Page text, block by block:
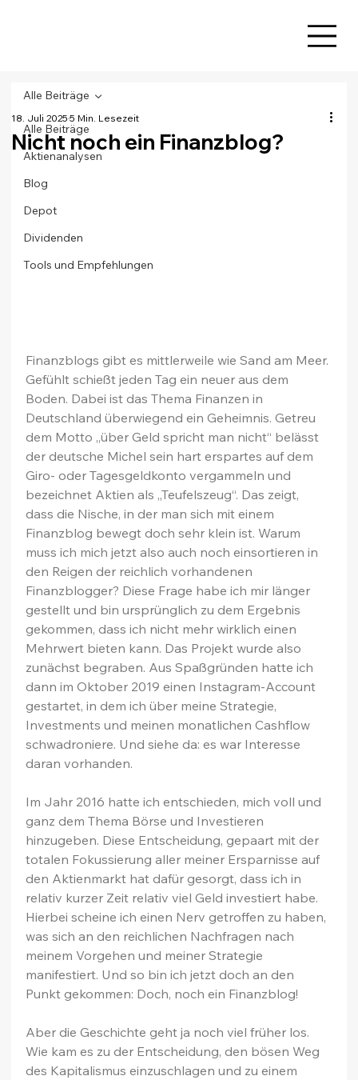
Alle Beiträge
Aktienanalysen
Blog
Depot
Dividenden
Tools und Empfehlungen
Alle Beiträge
Nicht noch ein Finanzblog?
18. Juli 20255 Min. Lesezeit
Finanzblogs gibt es mittlerweile wie Sand am Meer.
Gefühlt schießt jeden Tag ein neuer aus dem
Boden. Dabei ist das Thema Finanzen in
Deutschland überwiegend ein Geheimnis. Getreu
dem Motto „über Geld spricht man nicht“ belässt
der deutsche Michel sein hart erspartes auf dem
Giro- oder Tagesgeldkonto vergammeln und
bezeichnet Aktien als „Teufelszeug“. Das zeigt,
dass die Nische, in der man sich mit einem
Finanzblog bewegt doch sehr klein ist. Warum
muss ich mich jetzt also auch noch einsortieren in
den Reigen der reichlich vorhandenen
Finanzblogger? Diese Frage habe ich mir länger
gestellt und bin ursprünglich zu dem Ergebnis
gekommen, dass ich nicht mehr wirklich einen
Mehrwert bieten kann. Das Projekt wurde also
zunächst begraben. Aus Spaßgründen hatte ich
dann im Oktober 2019 einen Instagram-Account
gestartet, in dem ich über meine Strategie,
Investments und meinen monatlichen Cashflow
schwadroniere. Und siehe da: es war Interesse
daran vorhanden.
Im Jahr 2016 hatte ich entschieden, mich voll und
ganz dem Thema Börse und Investieren
hinzugeben. Diese Entscheidung, gepaart mit der
totalen Fokussierung aller meiner Ersparnisse auf
den Aktienmarkt hat dafür gesorgt, dass ich in
relativ kurzer Zeit relativ viel Geld investiert habe.
Hierbei scheine ich einen Nerv getroffen zu haben,
was sich an den reichlichen Nachfragen nach
meinem Vorgehen und meiner Strategie
manifestiert. Und so bin ich jetzt doch an den
Punkt gekommen: Doch, noch ein Finanzblog!
Aber die Geschichte geht ja noch viel früher los.
Wie kam es zu der Entscheidung, den bösen Weg
des Kapitalismus einzuschlagen und zu einem